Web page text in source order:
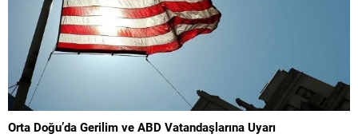
Orta Doğu’da Gerilim ve ABD Vatandaşlarına Uyarı